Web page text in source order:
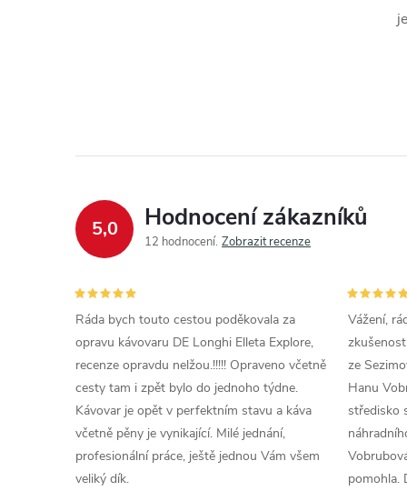
5,0 Hodnocení zákazníků
12 hodnocení Zobrazit recenze
Ráda bych touto cestou poděkovala za
opravu kávovaru DE Longhi Elleta Explore,
recenze opravdu nelžou.!!!!! Opraveno včetně
cesty tam i zpět bylo do jednoho týdne.
Kávovar je opět v perfektním stavu a káva
včetně pěny je vynikající. Milé jednání,
profesionální práce, ještě jednou Vám všem
veliký dík.
Vážení,
ze
Hanu
středisko
pomohla.